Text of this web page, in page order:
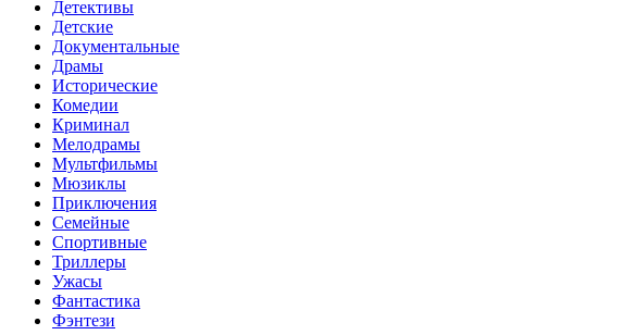
Детективы
Детские
Документальные
Драмы
Исторические
Комедии
Криминал
Мелодрамы
Мультфильмы
Мюзиклы
Приключения
Семейные
Спортивные
Триллеры
Ужасы
Фантастика
Фэнтези